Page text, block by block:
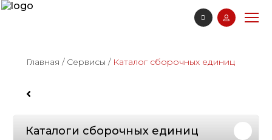
Главная / Сервисы / Каталог сборочных единиц
Каталоги сборочных единиц